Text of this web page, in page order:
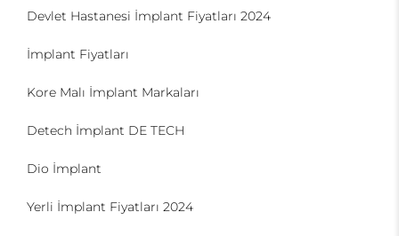
Devlet Hastanesi İmplant Fiyatları 2024
İmplant Fiyatları
Kore Malı İmplant Markaları
Detech İmplant DE TECH
Dio İmplant
Yerli İmplant Fiyatları 2024